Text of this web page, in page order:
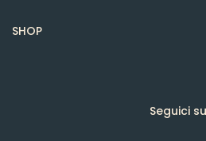
SHOP
Seguici su